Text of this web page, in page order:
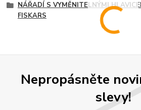
NÁŘADÍ S VYMĚNITELNÝMI
FISKARS
Nepropásněte
slevy!